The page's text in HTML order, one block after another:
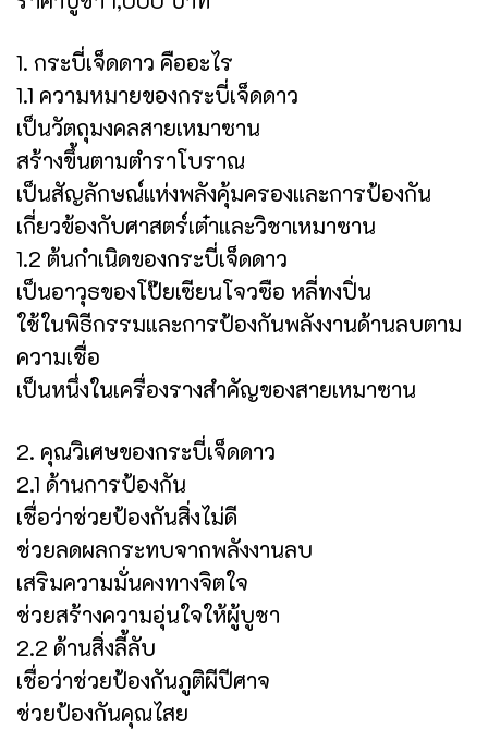
1. กระบี่เจ็ดดาว คืออะไร
1.1 ความหมายของกระบี่เจ็ดดาว
เป็นวัตถุมงคลสายเหมาซาน
สร้างขึ้นตามตำราโบราณ
เป็นสัญลักษณ์แห่งพลังคุ้มครองและการป้องกัน
เกี่ยวข้องกับศาสตร์เต๋าและวิชาเหมาซาน
1.2 ต้นกำเนิดของกระบี่เจ็ดดาว
เป็นอาวุธของโป๊ยเซียนโจวซือ หลี่ทงปิ่น
ใช้ในพิธีกรรมและการป้องกันพลังงานด้านลบตาม
ความเชื่อ
เป็นหนึ่งในเครื่องรางสำคัญของสายเหมาซาน
2. คุณวิเศษของกระบี่เจ็ดดาว
2.1 ด้านการป้องกัน
เชื่อว่าช่วยป้องกันสิ่งไม่ดี
ช่วยลดผลกระทบจากพลังงานลบ
เสริมความมั่นคงทางจิตใจ
ช่วยสร้างความอุ่นใจให้ผู้บูชา
2.2 ด้านสิ่งลี้ลับ
เชื่อว่าช่วยป้องกันภูติผีปีศาจ
ช่วยป้องกันคุณไสย